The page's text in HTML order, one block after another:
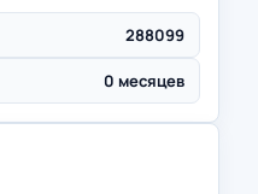
288099
0 месяцев